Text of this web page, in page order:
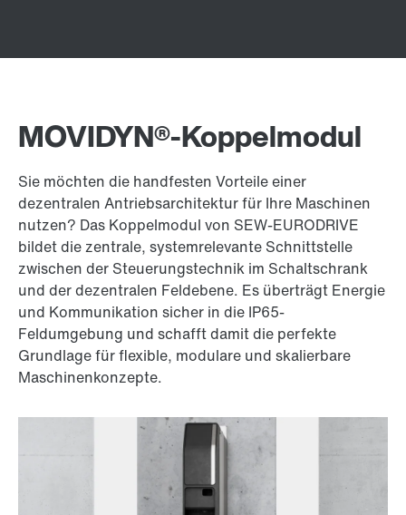
MOVIDYN®-Koppelmodul
Sie möchten die handfesten Vorteile einer
dezentralen Antriebsarchitektur für Ihre Maschinen
nutzen? Das Koppelmodul von SEW-EURODRIVE
bildet die zentrale, systemrelevante Schnittstelle
zwischen der Steuerungstechnik im Schaltschrank
und der dezentralen Feldebene. Es überträgt Energie
und Kommunikation sicher in die IP65-
Feldumgebung und schafft damit die perfekte
Grundlage für flexible, modulare und skalierbare
Maschinenkonzepte.